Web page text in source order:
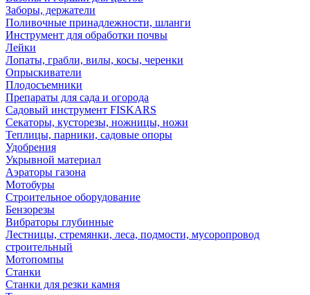
Заборы, держатели
Поливочные принадлежности, шланги
Инструмент для обработки почвы
Лейки
Лопаты, грабли, вилы, косы, черенки
Опрыскиватели
Плодосъемники
Препараты для сада и огорода
Садовый инструмент FISKARS
Секаторы, кусторезы, ножницы, ножи
Теплицы, парники, садовые опоры
Удобрения
Укрывной материал
Аэраторы газона
Мотобуры
Строительное оборудование
Бензорезы
Вибраторы глубинные
Лестницы, стремянки, леса, подмости, мусоропровод
строительный
Мотопомпы
Станки
Станки для резки камня